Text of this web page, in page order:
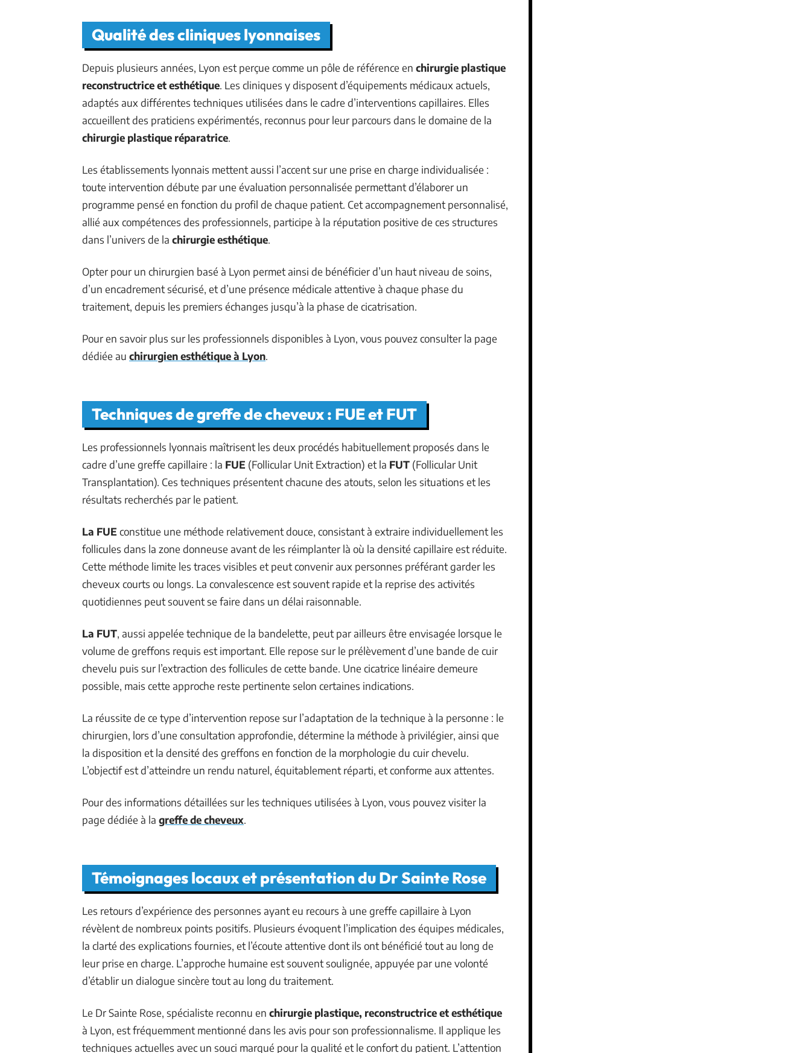
Qualité des cliniques lyonnaises
Depuis plusieurs années, Lyon est perçue comme un pôle de référence en chirurgie plastique
reconstructrice et esthétique. Les cliniques y disposent d’équipements médicaux actuels,
adaptés aux différentes techniques utilisées dans le cadre d’interventions capillaires. Elles
accueillent des praticiens expérimentés, reconnus pour leur parcours dans le domaine de la
chirurgie plastique réparatrice.
Les établissements lyonnais mettent aussi l’accent sur une prise en charge individualisée :
toute intervention débute par une évaluation personnalisée permettant d’élaborer un
programme pensé en fonction du profil de chaque patient. Cet accompagnement personnalisé,
allié aux compétences des professionnels, participe à la réputation positive de ces structures
dans l’univers de la chirurgie esthétique.
Opter pour un chirurgien basé à Lyon permet ainsi de bénéficier d’un haut niveau de soins,
d’un encadrement sécurisé, et d’une présence médicale attentive à chaque phase du
traitement, depuis les premiers échanges jusqu’à la phase de cicatrisation.
Pour en savoir plus sur les professionnels disponibles à Lyon, vous pouvez consulter la page
dédiée au chirurgien esthétique à Lyon.
Techniques de greffe de cheveux : FUE et FUT
Les professionnels lyonnais maîtrisent les deux procédés habituellement proposés dans le
cadre d’une greffe capillaire : la FUE (Follicular Unit Extraction) et la FUT (Follicular Unit
Transplantation). Ces techniques présentent chacune des atouts, selon les situations et les
résultats recherchés par le patient.
La FUE constitue une méthode relativement douce, consistant à extraire individuellement les
follicules dans la zone donneuse avant de les réimplanter là où la densité capillaire est réduite.
Cette méthode limite les traces visibles et peut convenir aux personnes préférant garder les
cheveux courts ou longs. La convalescence est souvent rapide et la reprise des activités
quotidiennes peut souvent se faire dans un délai raisonnable.
La FUT, aussi appelée technique de la bandelette, peut par ailleurs être envisagée lorsque le
volume de greffons requis est important. Elle repose sur le prélèvement d’une bande de cuir
chevelu puis sur l’extraction des follicules de cette bande. Une cicatrice linéaire demeure
possible, mais cette approche reste pertinente selon certaines indications.
La réussite de ce type d’intervention repose sur l’adaptation de la technique à la personne : le
chirurgien, lors d’une consultation approfondie, détermine la méthode à privilégier, ainsi que
la disposition et la densité des greffons en fonction de la morphologie du cuir chevelu.
L’objectif est d’atteindre un rendu naturel, équitablement réparti, et conforme aux attentes.
Pour des informations détaillées sur les techniques utilisées à Lyon, vous pouvez visiter la
page dédiée à la greffe de cheveux.
Témoignages locaux et présentation du Dr Sainte Rose
Les retours d’expérience des personnes ayant eu recours à une greffe capillaire à Lyon
révèlent de nombreux points positifs. Plusieurs évoquent l’implication des équipes médicales,
la clarté des explications fournies, et l’écoute attentive dont ils ont bénéficié tout au long de
leur prise en charge. L’approche humaine est souvent soulignée, appuyée par une volonté
d’établir un dialogue sincère tout au long du traitement.
Le Dr Sainte Rose, spécialiste reconnu en chirurgie plastique, reconstructrice et esthétique
à Lyon, est fréquemment mentionné dans les avis pour son professionnalisme. Il applique les
techniques actuelles avec un souci marqué pour la qualité et le confort du patient. L’attention